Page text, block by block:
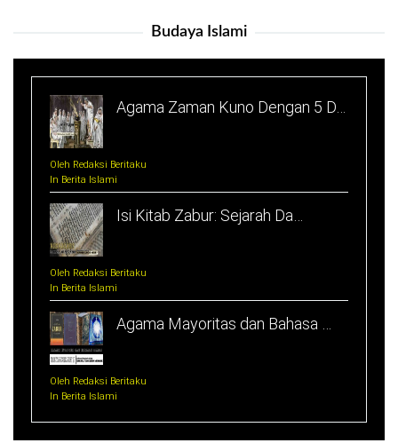
Budaya Islami
Agama Zaman Kuno Dengan 5 D…
Oleh Redaksi Beritaku
In Berita Islami
Isi Kitab Zabur: Sejarah Da…
Oleh Redaksi Beritaku
In Berita Islami
Agama Mayoritas dan Bahasa …
Oleh Redaksi Beritaku
In Berita Islami